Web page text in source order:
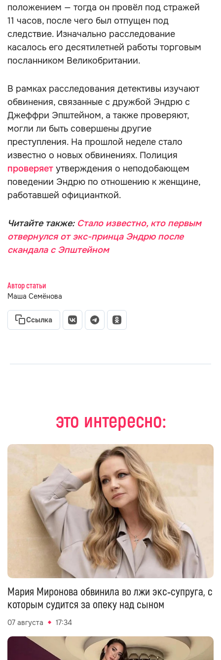
положением — тогда он провёл под стражей
11 часов, после чего был отпущен под
следствие. Изначально расследование
касалось его десятилетней работы торговым
посланником Великобритании.
В рамках расследования детективы изучают
обвинения, связанные с дружбой Эндрю с
Джеффри Эпштейном, а также проверяют,
могли ли быть совершены другие
преступления. На прошлой неделе стало
известно о новых обвинениях. Полиция
проверяет утверждения о неподобающем
поведении Эндрю по отношению к женщине,
работавшей официанткой.
Читайте также: Стало известно, кто первым
отвернулся от экс-принца Эндрю после
скандала с Эпштейном
Автор статьи
Маша Семёнова
Ссылка
это интересно:
Мария Миронова обвинила во лжи экс‑супруга, с
которым судится за опеку над сыном
07 августа 17:34